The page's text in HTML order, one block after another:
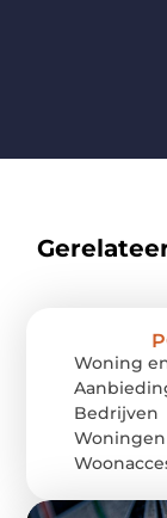
Woning
Bedrijven
Woningen